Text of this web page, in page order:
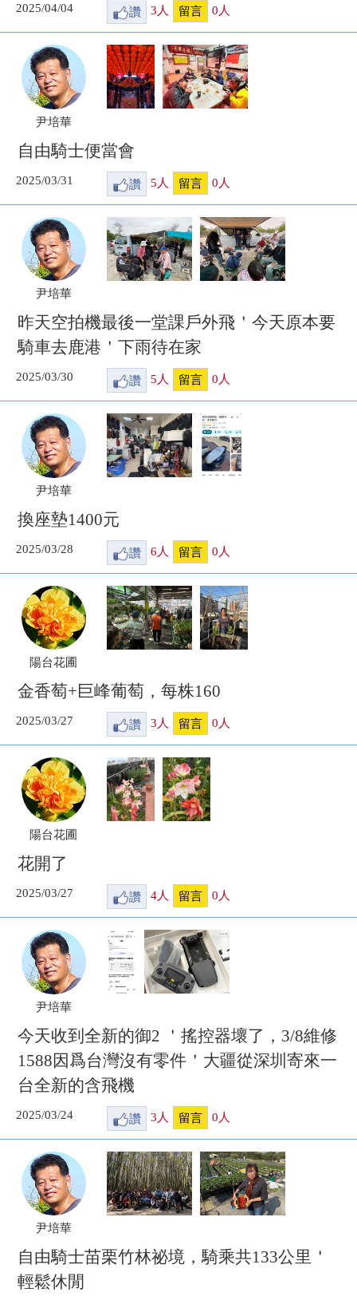
2025/04/04 讚 3 人 留言 0 人
尹培華
自由騎士便當會
2025/03/31 讚 5 人 留言 0 人
尹培華
昨天空拍機最後一堂課戶外飛＇今天原本要
騎車去鹿港＇下雨待在家
2025/03/30 讚 5 人 留言 0 人
尹培華
換座墊1400元
2025/03/28 讚 6 人 留言 0 人
陽台花圃
金香萄+巨峰葡萄，每株160
2025/03/27 讚 3人 留言 0人
陽台花圃
花開了
2025/03/27 讚 4人 留言 0 人
尹培華
今天收到全新的御2 ＇搖控器壞了，3/8維修
1588因爲台灣沒有零件＇大疆從深圳寄來一
台全新的含飛機
2025/03/24 讚 3 人 留言 0 人
尹培華
自由騎士苗栗竹林祕境，騎乘共133公里＇
輕鬆休閒